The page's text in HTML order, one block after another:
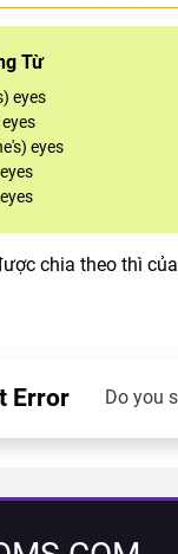
Từ
eyes
eyes
chia theo thì
Error Do you